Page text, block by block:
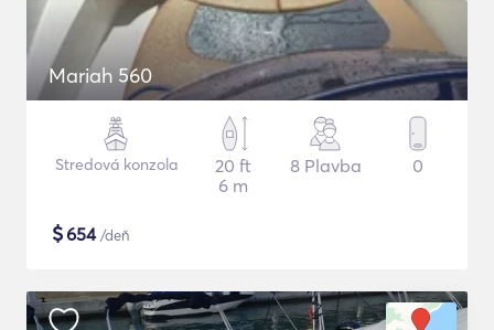
Mariah 560
Stredová konzola
20 ft
6 m
8 Plavba 0
$654/deň